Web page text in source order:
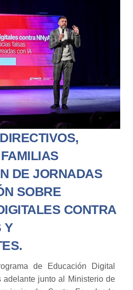
DE JORNADAS
SOBRE
CONTRA
Y
de Educación Digital
adelante junto al Ministerio de